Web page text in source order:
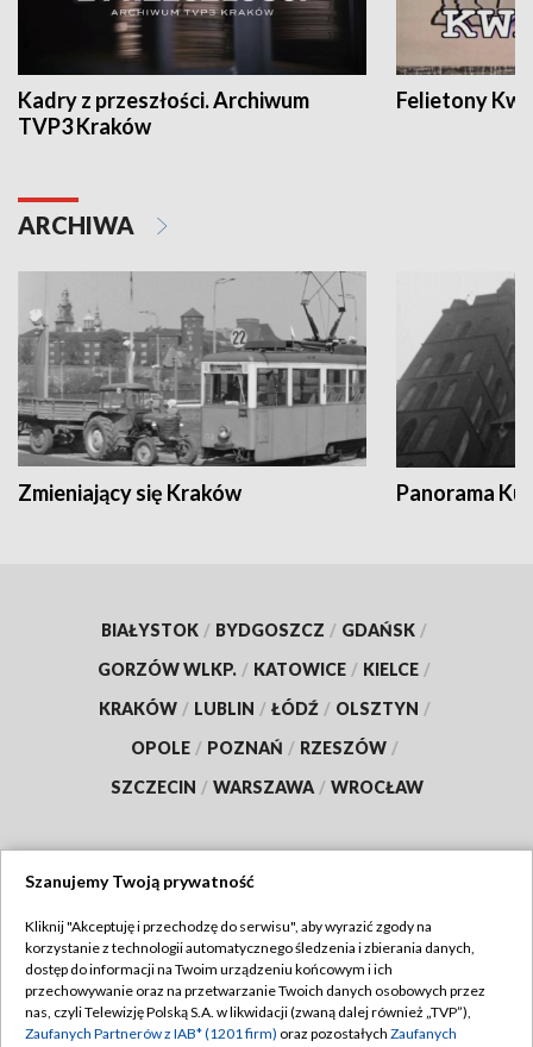
Kadry z przeszłości. Archiwum
TVP3 Kraków
Felietony
ARCHIWA
Zmieniający się Kraków Panorama
BIAŁYSTOK / BYDGOSZCZ / GDAŃSK /
GORZÓW WLKP. / KATOWICE / KIELCE /
KRAKÓW / LUBLIN / ŁÓDŹ / OLSZTYN /
OPOLE / POZNAŃ / RZESZÓW /
SZCZECIN / WARSZAWA / WROCŁAW
TVP
Abonament TVP
Emisja w TVP
Regulamin TVP
Polityka prywatności
Szanujemy Twoją prywatność
Kliknij "Akceptuję i przechodzę do serwisu", aby wyrazić zgody na
korzystanie z technologii automatycznego śledzenia i zbierania danych,
dostęp do informacji na Twoim urządzeniu końcowym i ich
przechowywanie oraz na przetwarzanie Twoich danych osobowych przez
nas, czyli Telewizję Polską S.A. w likwidacji (zwaną dalej również „TVP”),
Zaufanych Partnerów z IAB* (1201 firm) oraz pozostałych Zaufanych